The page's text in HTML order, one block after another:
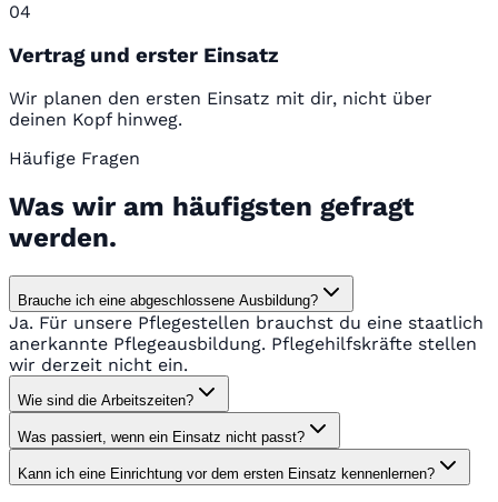
04
Vertrag und erster Einsatz
Wir planen den ersten Einsatz mit dir, nicht über
deinen Kopf hinweg.
Häufige Fragen
Was wir am häufigsten gefragt
werden.
Brauche ich eine abgeschlossene Ausbildung?
Ja. Für unsere Pflegestellen brauchst du eine staatlich
anerkannte Pflegeausbildung. Pflegehilfskräfte stellen
wir derzeit nicht ein.
Wie sind die Arbeitszeiten?
Was passiert, wenn ein Einsatz nicht passt?
Kann ich eine Einrichtung vor dem ersten Einsatz kennenlernen?